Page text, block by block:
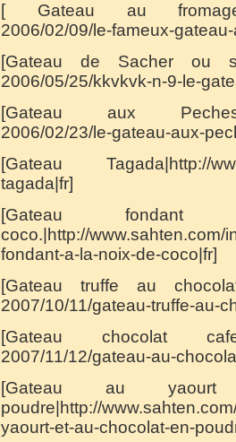
[ Gateau au fromage
2006/02/09/le-fameux-
[Gateau de Sacher ou
2006/05/25/kkvkvk-n-9-le-
[Gateau aux
2006/02/23/le-gateau-aux-
[Gateau Tagada|http://
tagada|fr]
[Gateau
coco.|http://www.sahten.com/
fondant-a-la-noix-de-coco|fr]
[Gateau truffe au
2007/10/11/gateau-truffe-au-
[Gateau chocolat
2007/11/12/gateau-au-
[Gateau au
poudre|http://
yaourt-et-au-chocolat-en-